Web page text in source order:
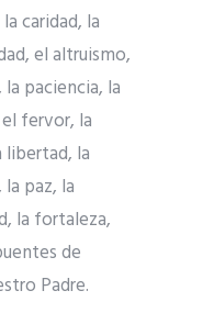
caridad, la
el altruismo,
paciencia, la
fervor, la
libertad, la
paz, la
la fortaleza,
de
Padre.